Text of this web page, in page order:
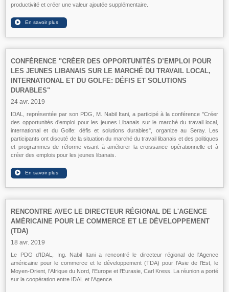
productivité et créer une valeur ajoutée supplémentaire.
CONFÉRENCE "CRÉER DES OPPORTUNITÉS D’EMPLOI POUR
LES JEUNES LIBANAIS SUR LE MARCHÉ DU TRAVAIL LOCAL,
INTERNATIONAL ET DU GOLFE: DÉFIS ET SOLUTIONS
DURABLES"
24 avr. 2019
IDAL, représentée par son PDG, M. Nabil Itani, a participé à la conférence "Créer
des opportunités d’emploi pour les jeunes Libanais sur le marché du travail local,
international et du Golfe: défis et solutions durables", organize au Seray. Les
participants ont discuté de la situation du marché du travail libanais et des politiques
et programmes de réforme visant à améliorer la croissance opérationnelle et à
créer des emplois pour les jeunes libanais.
RENCONTRE AVEC LE DIRECTEUR RÉGIONAL DE L'AGENCE
AMÉRICAINE POUR LE COMMERCE ET LE DÉVELOPPEMENT
(TDA)
18 avr. 2019
Le PDG d’IDAL, Ing. Nabil Itani a rencontré le directeur régional de l'Agence
américaine pour le commerce et le développement (TDA) pour l'Asie de l'Est, le
Moyen-Orient, l'Afrique du Nord, l'Europe et l'Eurasie, Carl Kress. La réunion a porté
sur la coopération entre IDAL et l’Agence.